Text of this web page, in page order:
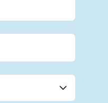
Francisco, California, US